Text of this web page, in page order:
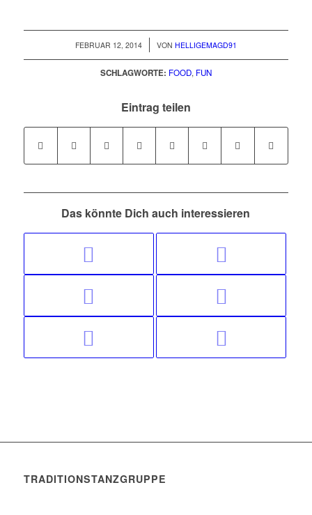
FEBRUAR 12, 2014
/ VON HELLIGEMAGD91
SCHLAGWORTE: FOOD, FUN
Eintrag teilen
Das könnte Dich auch interessieren
TRADITIONSTANZGRUPPE